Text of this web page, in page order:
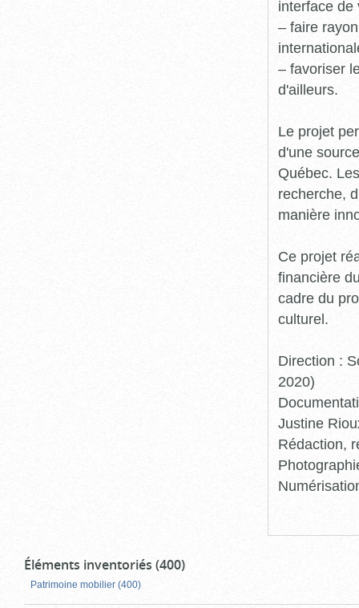
interface de
– faire
– favoriser
d'ailleurs.
Le projet
d'une
Québec.
recherche,
manière
Ce projet
financière
cadre du
culturel.
Direction :
2020)
Justine
Rédaction,
Éléments inventoriés (400)
Patrimoine mobilier (400)